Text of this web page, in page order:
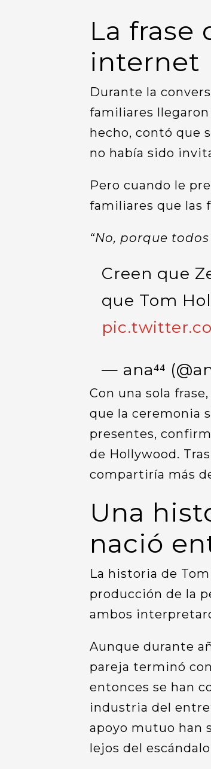
La frase
internet
Durante la
familiares llegaron
hecho, contó que
no había sido
Pero cuando le
familiares que las
“No, porque
Creen que
que Tom
— ana⁴⁴
Con una sola
que la ceremonia
presentes,
de Hollywood.
compartiría más
Una
nació
La historia de
producción de la
ambos
Aunque durante
pareja terminó
entonces se han
industria del
apoyo mutuo han
lejos del